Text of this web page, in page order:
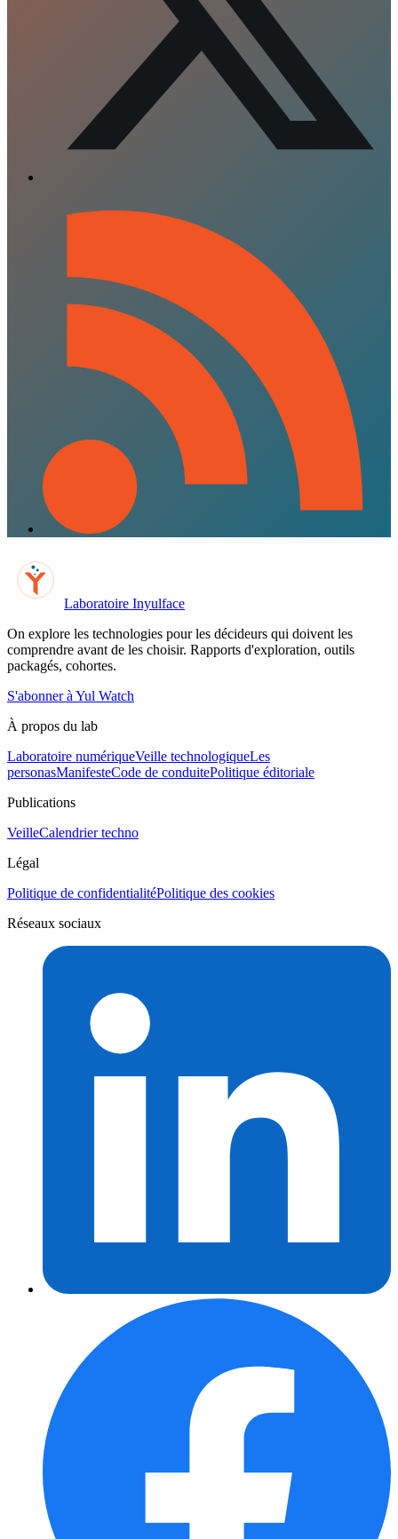
Laboratoire Inyulface
On explore les technologies pour les décideurs qui doivent les
comprendre avant de les choisir. Rapports d'exploration, outils
packagés, cohortes.
S'abonner à Yul Watch
À propos du lab
Laboratoire numériqueVeille technologiqueLes
personasManifesteCode de conduitePolitique éditoriale
Publications
VeilleCalendrier techno
Légal
Politique de confidentialitéPolitique des cookies
Réseaux sociaux